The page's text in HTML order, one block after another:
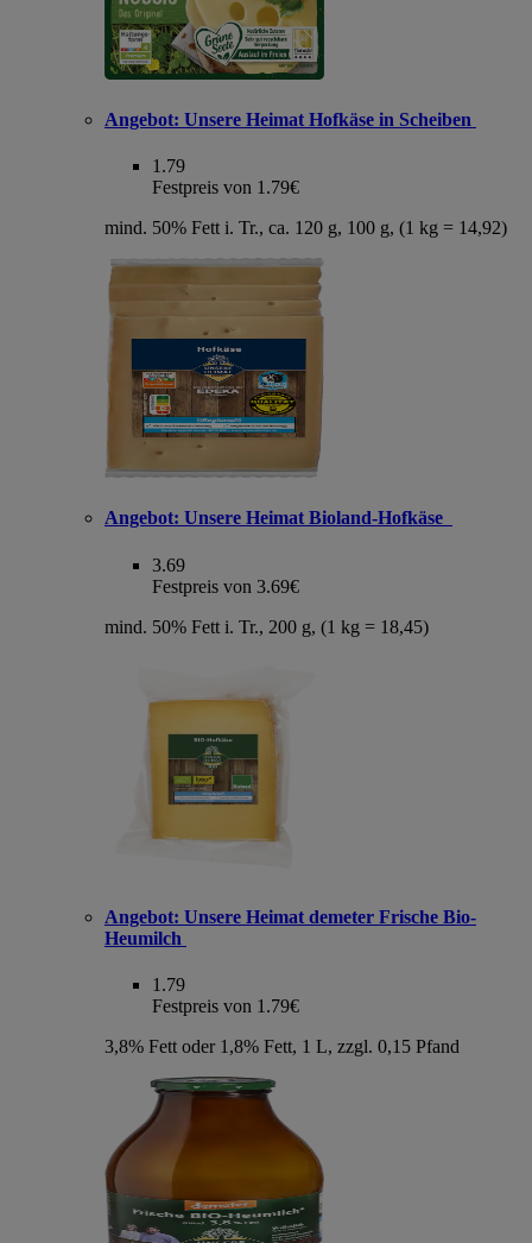
Angebot: Unsere Heimat Hofkäse in Scheiben
1.79
Festpreis von 1.79€
mind. 50% Fett i. Tr., ca. 120 g, 100 g, (1 kg = 14,92)
Angebot: Unsere Heimat Bioland-Hofkäse
3.69
Festpreis von 3.69€
mind. 50% Fett i. Tr., 200 g, (1 kg = 18,45)
Angebot: Unsere Heimat demeter Frische Bio-
Heumilch
1.79
Festpreis von 1.79€
3,8% Fett oder 1,8% Fett, 1 L, zzgl. 0,15 Pfand